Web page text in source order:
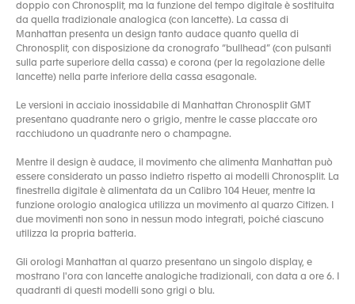
doppio con Chronosplit, ma la funzione del tempo digitale è sostituita
da quella tradizionale analogica (con lancette). La cassa di
Manhattan presenta un design tanto audace quanto quella di
Chronosplit, con disposizione da cronografo “bullhead” (con pulsanti
sulla parte superiore della cassa) e corona (per la regolazione delle
lancette) nella parte inferiore della cassa esagonale.
Le versioni in acciaio inossidabile di Manhattan Chronosplit GMT
presentano quadrante nero o grigio, mentre le casse placcate oro
racchiudono un quadrante nero o champagne.
Mentre il design è audace, il movimento che alimenta Manhattan può
essere considerato un passo indietro rispetto ai modelli Chronosplit. La
finestrella digitale è alimentata da un Calibro 104 Heuer, mentre la
funzione orologio analogica utilizza un movimento al quarzo Citizen. I
due movimenti non sono in nessun modo integrati, poiché ciascuno
utilizza la propria batteria.
Gli orologi Manhattan al quarzo presentano un singolo display, e
mostrano l'ora con lancette analogiche tradizionali, con data a ore 6. I
quadranti di questi modelli sono grigi o blu.